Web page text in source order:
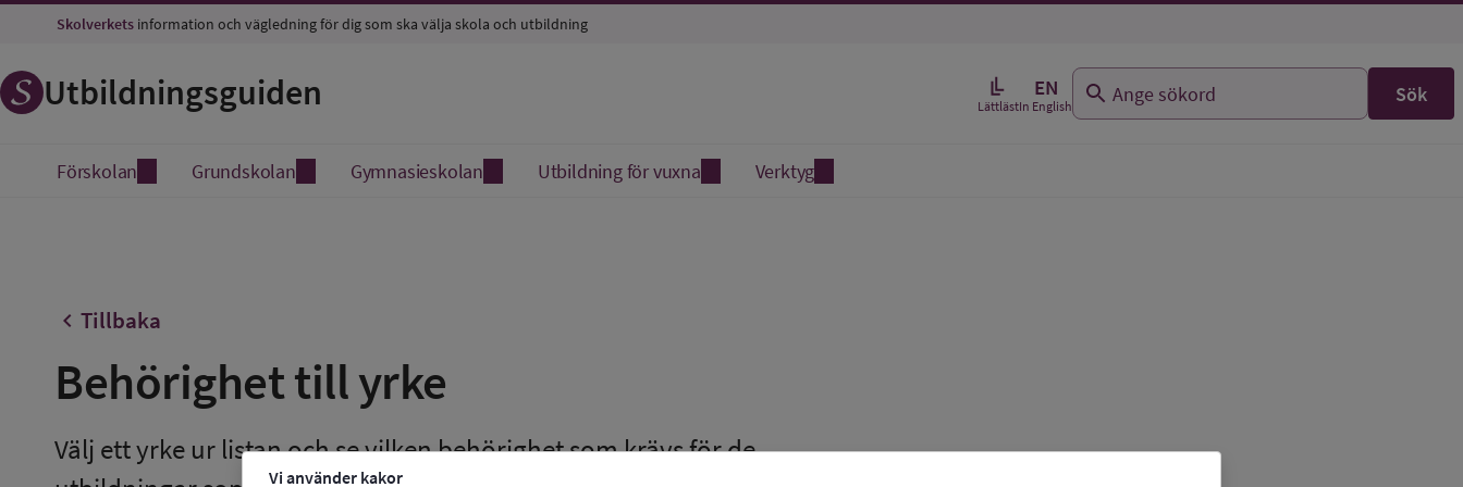
Vi använder kakor
Skolverkets information och vägledning för dig som ska välja skola och utbildning
Utbildningsguiden Lättläst
EN
In English Sök
Förskolan Grundskolan Gymnasieskolan Utbildning för vuxna Verktyg
chevron_left Tillbaka
Behörighet till yrke
Välj ett yrke ur listan och se vilken behörighet som krävs för de